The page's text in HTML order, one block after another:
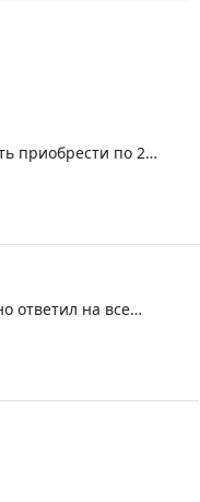
приобрести по 2
За эту
ответил на все